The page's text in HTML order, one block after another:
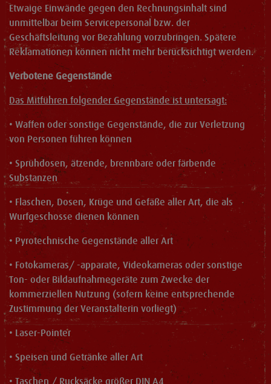
Etwaige Einwände gegen den Rechnungsinhalt sind
unmittelbar beim Servicepersonal bzw. der
Geschäftsleitung vor Bezahlung vorzubringen. Spätere
Reklamationen können nicht mehr berücksichtigt werden.
Verbotene Gegenstände
Das Mitführen folgender Gegenstände ist untersagt:
• Waffen oder sonstige Gegenstände, die zur Verletzung
von Personen führen können
• Sprühdosen, ätzende, brennbare oder färbende
Substanzen
• Flaschen, Dosen, Krüge und Gefäße aller Art, die als
Wurfgeschosse dienen können
• Pyrotechnische Gegenstände aller Art
• Fotokameras/ -apparate, Videokameras oder sonstige
Ton- oder Bildaufnahmegeräte zum Zwecke der
kommerziellen Nutzung (sofern keine entsprechende
Zustimmung der Veranstalterin vorliegt)
• Laser-Pointer
• Speisen und Getränke aller Art
• Taschen / Rucksäcke größer DIN A4